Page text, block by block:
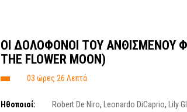
ΟΙ ΔΟΛΟΦΟΝΟΙ ΤΟΥ ΑΝΘΙΣΜΕΝΟΥ
THE FLOWER MOON)
03 ώρες 26 Λεπτά
Ηθοποιοί: Robert De Niro, Leonardo DiCaprio, Lily